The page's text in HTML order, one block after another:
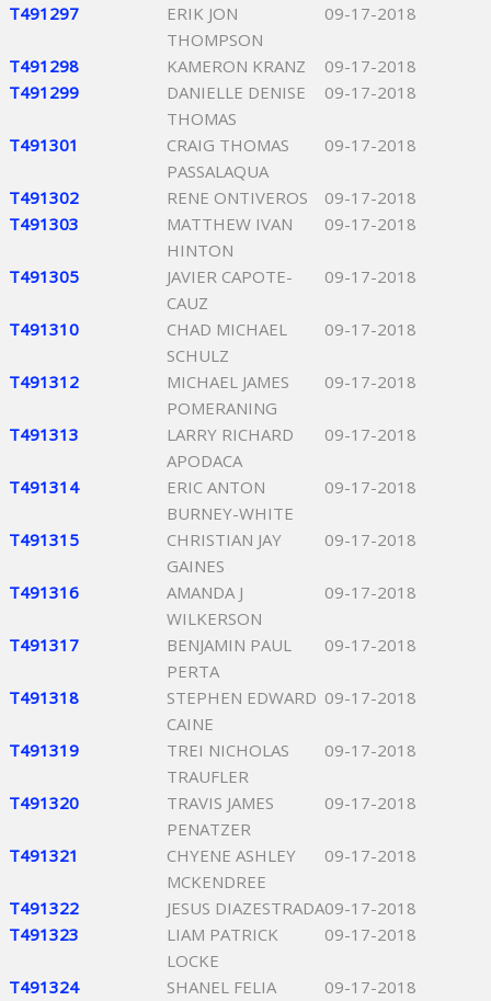
T491297
ERIK JON
THOMPSON
09-17-2018
T491298 KAMERON KRANZ
09-17-2018
T491299
DANIELLE DENISE
THOMAS
09-17-2018
T491301
CRAIG THOMAS
PASSALAQUA
09-17-2018
T491302 RENE ONTIVEROS
09-17-2018
T491303
MATTHEW IVAN
HINTON
09-17-2018
T491305
JAVIER CAPOTE-
CAUZ
09-17-2018
T491310
CHAD MICHAEL
SCHULZ
09-17-2018
T491312
MICHAEL JAMES
POMERANING
09-17-2018
T491313
LARRY RICHARD
APODACA
09-17-2018
T491314
ERIC ANTON
BURNEY-WHITE
09-17-2018
T491315
CHRISTIAN JAY
GAINES
09-17-2018
T491316
AMANDA J
WILKERSON
09-17-2018
T491317
BENJAMIN PAUL
PERTA
09-17-2018
T491318
STEPHEN EDWARD
CAINE
09-17-2018
T491319
TREI NICHOLAS
TRAUFLER
09-17-2018
T491320
TRAVIS JAMES
PENATZER
09-17-2018
T491321
CHYENE ASHLEY
MCKENDREE
09-17-2018
T491322 JESUS DIAZESTRADA09-17-2018
T491323
LIAM PATRICK
LOCKE
09-17-2018
T491324
SHANEL FELIA
09-17-2018